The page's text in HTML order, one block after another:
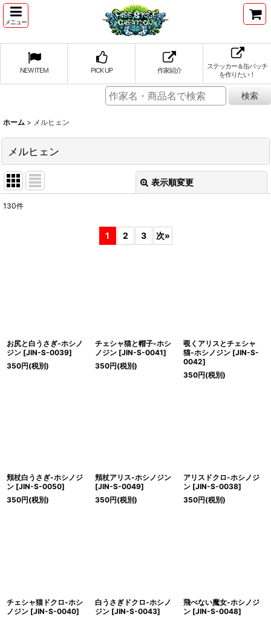
メニュー
NEW ITEM PICK UP 作家紹介
ステッカー＆缶バッチ
を作りたい！
ホーム > メルヒェン
メルヒェン
表示順変更
130件
1 2 3 次»
お尻と白うさぎ-ホシノ
ジン [JIN-S-0039]
350円(税別)
チェシャ猫と帽子-ホシ
ノジン [JIN-S-0041]
350円(税別)
覗くアリスとチェシャ
猫-ホシノジン [JIN-S-
0042]
350円(税別)
頬杖白うさぎ-ホシノジ
ン [JIN-S-0050]
350円(税別)
頬杖アリス-ホシノジン
[JIN-S-0049]
350円(税別)
アリスドクロ-ホシノジ
ン [JIN-S-0038]
350円(税別)
チェシャ猫ドクロ-ホシ
ノジン [JIN-S-0040]
白うさぎドクロ-ホシノ
ジン [JIN-S-0043]
飛べない魔女-ホシノジ
ン [JIN-S-0048]